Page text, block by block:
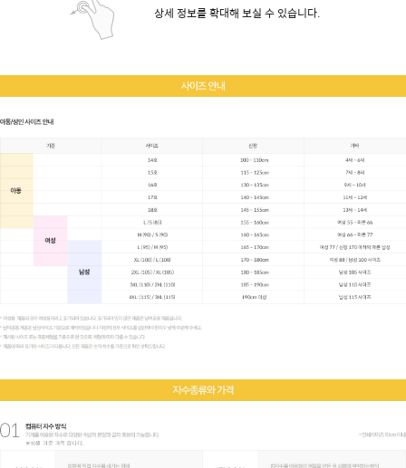
상세 정보를 확대해 보실 수 있습니다.